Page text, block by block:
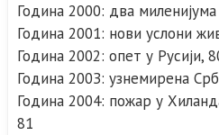
Година 2000: два
Година 2001: нови услони
Година 2002: опет у Русији,
Година 200З: узнемирена
Година 2004: пожар у
81